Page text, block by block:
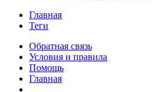
Главная
Теги
Обратная связь
Условия и правила
Помощь
Главная